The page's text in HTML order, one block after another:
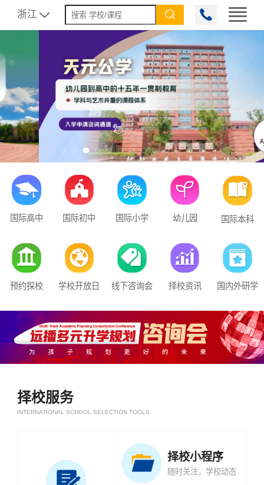
浙江  
国际高中 国际初中 国际小学 幼儿园 国际本科
预约探校 学校开放日 线下咨询会 择校资讯 国内外研学
择校服务
INTERNATIONAL SCHOOL SELECTION TOOLS
择校小程序
随时关注，学校动态